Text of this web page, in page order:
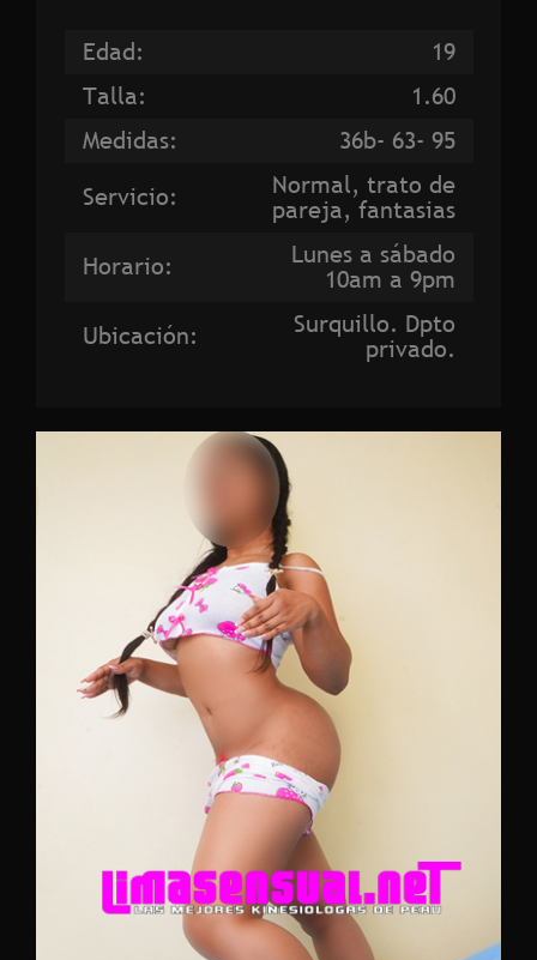
Edad:
19
Talla:
1.60
Medidas:
36b- 63- 95
Servicio:
Normal, trato de
pareja, fantasias
Horario:
Lunes a sábado
10am a 9pm
Ubicación:
Surquillo. Dpto
privado.